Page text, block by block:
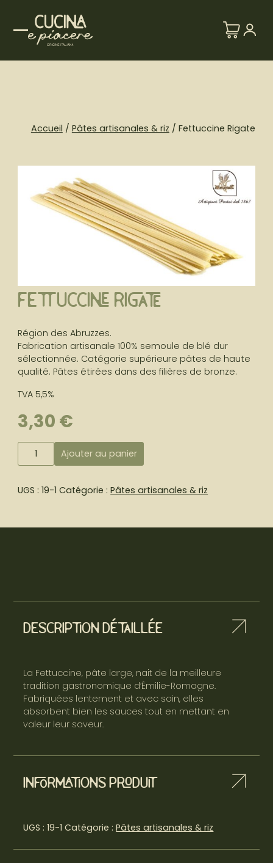
content
Accueil / Pâtes artisanales & riz / Fettuccine Rigate
Fettuccine Rigate
3,30 €
Région des Abruzzes.
Fabrication artisanale 100% semoule de blé dur
sélectionnée. Catégorie supérieure pâtes de haute
qualité. Pâtes étirées dans des filières de bronze.
TVA 5,5%
quantité
Rigate
Ajouter au panier
UGS :19-1 Catégorie :Pâtes artisanales & riz
Description détaillée
La Fettuccine, pâte large, nait de la meilleure
tradition gastronomique d’Émilie-Romagne.
Fabriquées lentement et avec soin, elles
absorbent bien les sauces tout en mettant en
valeur leur saveur.
Informations produit
UGS :19-1 Catégorie :Pâtes artisanales & riz